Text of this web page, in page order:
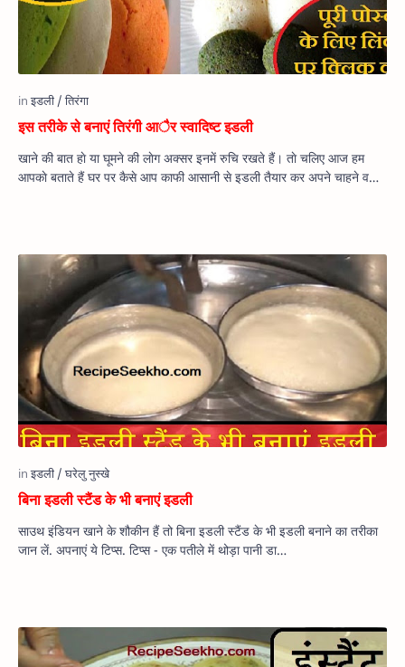
इस तरीके से बनाएं तिरंगी आैर स्वादिष्ट इडली
खाने की बात हाे या घूमने की लाेग अक्सर इनमें रुचि रखते हैं। ताे चलिए आज हम
आपकाे बताते हैं घर पर कैसे आप काफी आसानी से इडली तैयार कर अपने चाहने व…
बिना इडली स्टैंड के भी बनाएं इडली
साउथ इंडियन खाने के शौकीन हैं तो बिना इडली स्टैंड के भी इडली बनाने का तरीका
जान लें. अपनाएं ये टिप्स. टिप्‍स - एक पतीले में थोड़ा पानी डा…